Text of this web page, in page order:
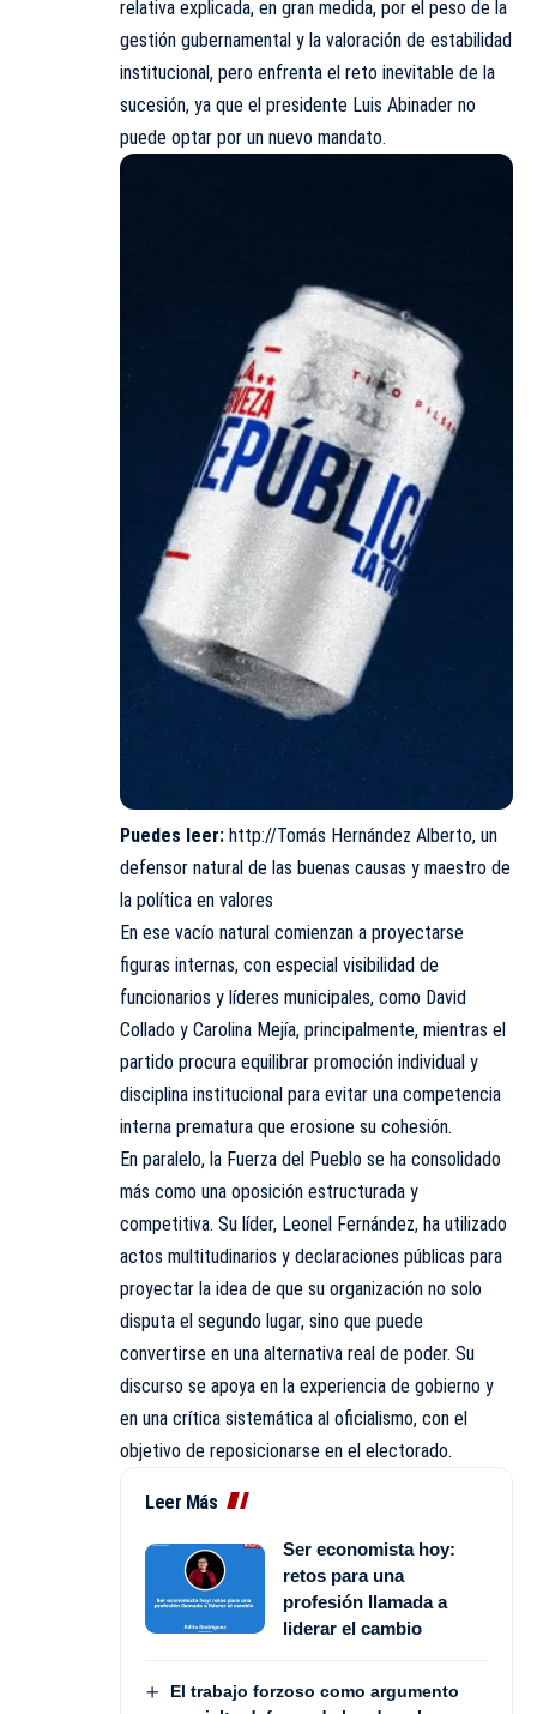
relativa explicada, en gran medida, por el peso de la
gestión gubernamental y la valoración de estabilidad
institucional, pero enfrenta el reto inevitable de la
sucesión, ya que el presidente Luis Abinader no
puede optar por un nuevo mandato.
Puedes leer: http://Tomás Hernández Alberto, un
defensor natural de las buenas causas y maestro de
la política en valores
En ese vacío natural comienzan a proyectarse
figuras internas, con especial visibilidad de
funcionarios y líderes municipales, como David
Collado y Carolina Mejía, principalmente, mientras el
partido procura equilibrar promoción individual y
disciplina institucional para evitar una competencia
interna prematura que erosione su cohesión.
En paralelo, la Fuerza del Pueblo se ha consolidado
más como una oposición estructurada y
competitiva. Su líder, Leonel Fernández, ha utilizado
actos multitudinarios y declaraciones públicas para
proyectar la idea de que su organización no solo
disputa el segundo lugar, sino que puede
convertirse en una alternativa real de poder. Su
discurso se apoya en la experiencia de gobierno y
en una crítica sistemática al oficialismo, con el
objetivo de reposicionarse en el electorado.
Leer Más
Ser economista hoy:
retos para una
profesión llamada a
liderar el cambio
El trabajo forzoso como argumento